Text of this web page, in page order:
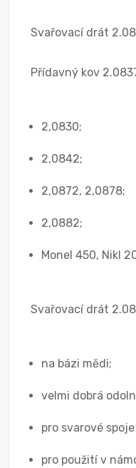
Svařovací drát
Přídavný kov
2,0830;
2,0842;
2,0872, 2,0878;
2,0882;
Monel 450, Nikl
Svařovací drát
na bázi mědi;
velmi dobrá
pro svarové
pro použití v